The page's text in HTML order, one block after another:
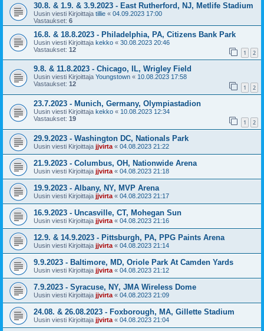
30.8. & 1.9. & 3.9.2023 - East Rutherford, NJ, Metlife Stadium
Uusin viesti Kirjoittaja tillie « 04.09.2023 17:00
Vastaukset: 6
16.8. & 18.8.2023 - Philadelphia, PA, Citizens Bank Park
Uusin viesti Kirjoittaja kekko « 30.08.2023 20:46
Vastaukset: 12 1 2
9.8. & 11.8.2023 - Chicago, IL, Wrigley Field
Uusin viesti Kirjoittaja Youngstown « 10.08.2023 17:58
Vastaukset: 12 1 2
23.7.2023 - Munich, Germany, Olympiastadion
Uusin viesti Kirjoittaja kekko « 10.08.2023 12:34
Vastaukset: 19 1 2
29.9.2023 - Washington DC, Nationals Park
Uusin viesti Kirjoittaja jjvirta « 04.08.2023 21:22
21.9.2023 - Columbus, OH, Nationwide Arena
Uusin viesti Kirjoittaja jjvirta « 04.08.2023 21:18
19.9.2023 - Albany, NY, MVP Arena
Uusin viesti Kirjoittaja jjvirta « 04.08.2023 21:17
16.9.2023 - Uncasville, CT, Mohegan Sun
Uusin viesti Kirjoittaja jjvirta « 04.08.2023 21:16
12.9. & 14.9.2023 - Pittsburgh, PA, PPG Paints Arena
Uusin viesti Kirjoittaja jjvirta « 04.08.2023 21:14
9.9.2023 - Baltimore, MD, Oriole Park At Camden Yards
Uusin viesti Kirjoittaja jjvirta « 04.08.2023 21:12
7.9.2023 - Syracuse, NY, JMA Wireless Dome
Uusin viesti Kirjoittaja jjvirta « 04.08.2023 21:09
24.08. & 26.08.2023 - Foxborough, MA, Gillette Stadium
Uusin viesti Kirjoittaja jjvirta « 04.08.2023 21:04